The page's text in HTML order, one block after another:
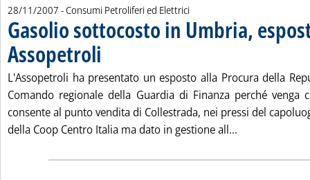
28/11/2007 - Consumi Petroliferi ed Elettrici
Gasolio sottocosto in Umbria,
Assopetroli . Pubblicata mercoledì 28 novembre 2007 alle 15.36.
L'Assopetroli ha presentato un esposto alla Procura della
Comando regionale della Guardia di Finanza perché venga
consente al punto vendita di Collestrada, nei pressi del
della Coop Centro Italia ma dato in gestione all...